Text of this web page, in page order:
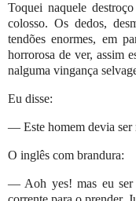
Toquei naquele
colosso. Os dedos,
tendões enormes, em
horrorosa de ver, assim
nalguma vingança
Eu disse:
— Este homem devia ser
O inglês com brandura:
— Aoh yes! mas eu ser